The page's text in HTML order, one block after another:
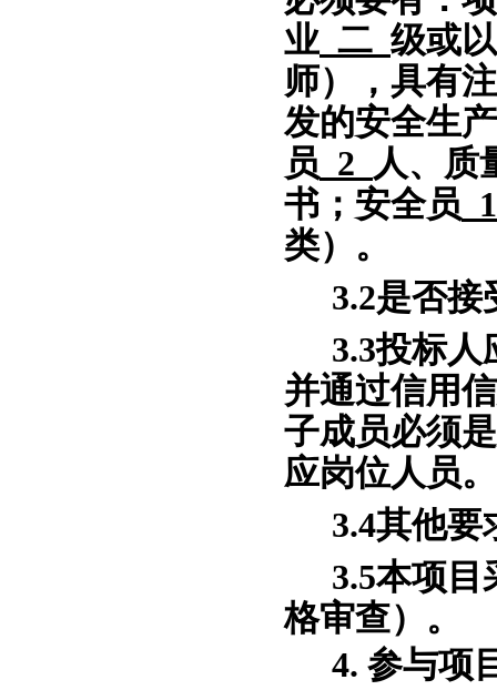
业 二 级或
师），具有
发的安全生
员 2
人、质
书；安全员 1
类）。
3.2是否接
3.3投标人
并通过信用
子成员必须
应岗位人员。
3.4其他要
3.5本项目
格审查）。
4. 参与项